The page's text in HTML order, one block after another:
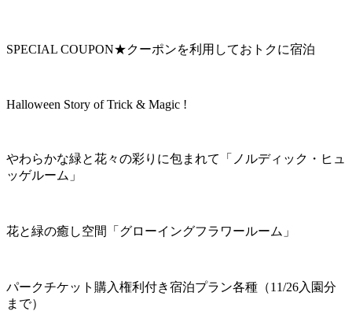
SPECIAL COUPON★クーポンを利用しておトクに宿泊
Halloween Story of Trick & Magic !
やわらかな緑と花々の彩りに包まれて「ノルディック・ヒュ
ッゲルーム」
花と緑の癒し空間「グローイングフラワールーム」
パークチケット購入権利付き宿泊プラン各種（11/26入園分
まで）